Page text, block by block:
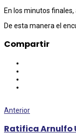
En los minutos
De esta manera el
Compartir
Anterior
Ratifica Arnulfo